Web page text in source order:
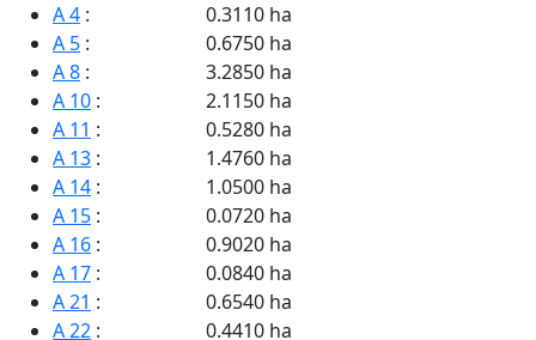
A 4 :
0.3110 ha
A 5 :
0.6750 ha
A 8 :
3.2850 ha
A 10 :
2.1150 ha
A 11 :
0.5280 ha
A 13 :
1.4760 ha
A 14 :
1.0500 ha
A 15 :
0.0720 ha
A 16 :
0.9020 ha
A 17 :
0.0840 ha
A 21 :
0.6540 ha
A 22 : 0.4410 ha